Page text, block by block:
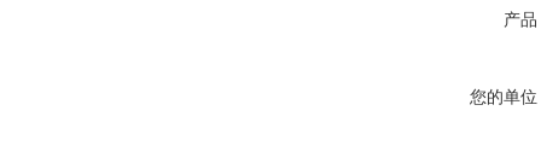
产品
您的单位